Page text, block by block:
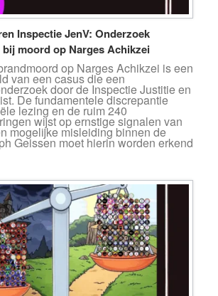
Inspectie JenV: Onderzoek
moord op Narges Achikzei
op Narges Achikzei is een
van een casus die een
door de Inspectie Justitie en
De fundamentele discrepantie
lezing en de ruim 240
wijst op ernstige signalen van
mogelijke misleiding binnen de
Geissen moet hierin worden erkend